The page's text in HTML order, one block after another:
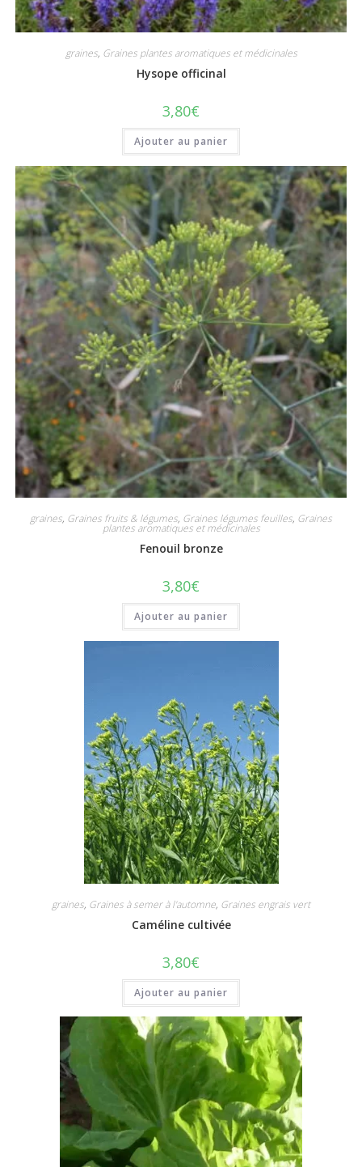
graines, Graines plantes aromatiques et médicinales
Hysope officinal
3,80€
Ajouter au panier
graines, Graines fruits & légumes, Graines légumes feuilles, Graines
plantes aromatiques et médicinales
Fenouil bronze
3,80€
Ajouter au panier
graines, Graines à semer à l'automne, Graines engrais vert
Caméline cultivée
3,80€
Ajouter au panier